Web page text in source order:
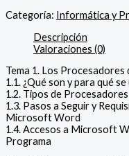
Categoría: Informática y
Descripción
Valoraciones (0)
Tema 1. Los Procesadores
1.1. ¿Qué son y para qué se
1.2. Tipos de Procesadores
1.3. Pasos a Seguir y
Microsoft Word
1.4. Accesos a Microsoft
Programa